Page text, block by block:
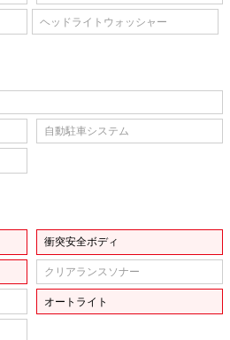
ヘッドライトウォッシャー
自動駐車システム
衝突安全ボディ
クリアランスソナー
オートライト